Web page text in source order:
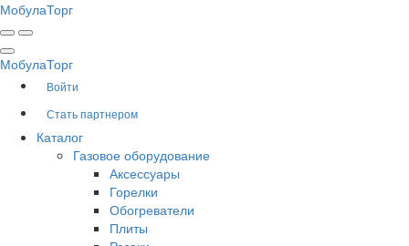
МобулаТорг
МобулаТорг
Войти
Стать партнером
Каталог
Газовое оборудование
Аксессуары
Горелки
Обогреватели
Плиты